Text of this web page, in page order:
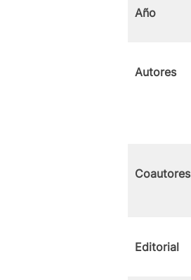
Año
Autores
Coautores
Editorial